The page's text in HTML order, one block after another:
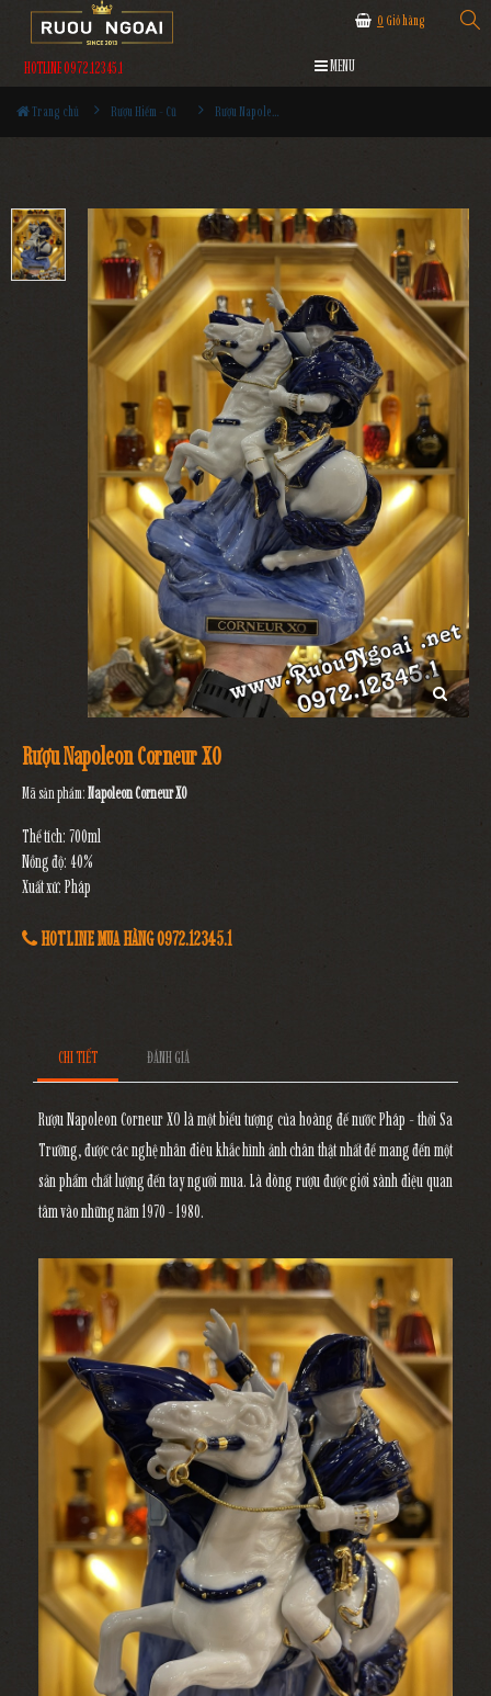
0 Giỏ hàng
HOTLINE 0972.12345.1 MENU
Trang chủ Rượu Hiếm - Cũ Rượu Napoleon Corneur XO
Rượu Napoleon Corneur XO
Mã sản phẩm:Napoleon Corneur XO
Thể tích: 700ml
Nồng độ: 40%
Xuất xứ: Pháp
HOTLINE MUA HÀNG 0972.12345.1
CHI TIẾT ĐÁNH GIÁ
Rượu Napoleon Corneur XO là một biểu tượng của hoàng đế nước Pháp - thời Sa
Trường, được các nghệ nhân điêu khắc hình ảnh chân thật nhất để mang đến một
sản phẩm chất lượng đến tay người mua. Là dòng rượu được giới sành điệu quan
tâm vào những năm 1970 - 1980.